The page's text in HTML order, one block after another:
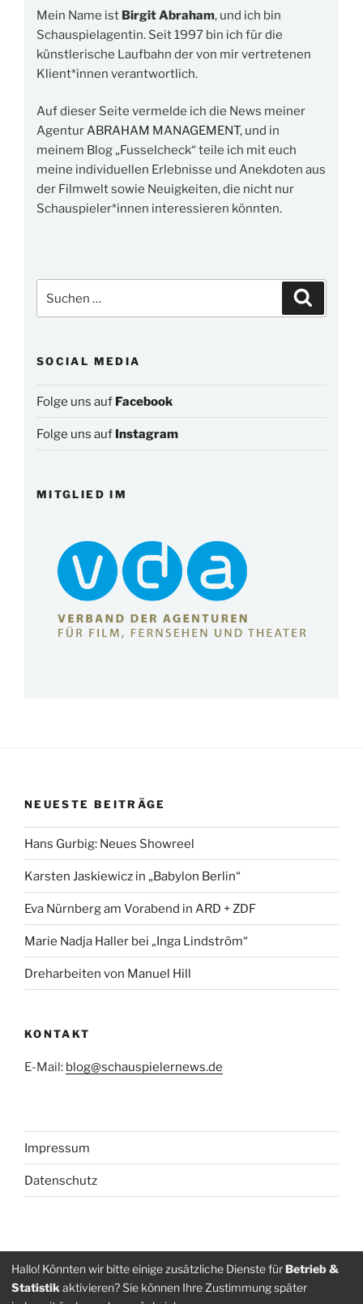
Mein Name ist Birgit Abraham, und ich bin
Schauspielagentin. Seit 1997 bin ich für die
künstlerische Laufbahn der von mir vertretenen
Klient*innen verantwortlich.
Auf dieser Seite vermelde ich die News meiner
AgenturABRAHAM MANAGEMENT, und in
meinem Blog „Fusselcheck“ teile ich mit euch
meine individuellen Erlebnisse und Anekdoten aus
der Filmwelt sowie Neuigkeiten, die nicht nur
Schauspieler*innen interessieren könnten.
nach:
SOCIAL MEDIA
Folge uns auf Facebook
Folge uns auf Instagram
MITGLIED IM
NEUESTE BEITRÄGE
Hans Gurbig: Neues Showreel
Karsten Jaskiewicz in „Babylon Berlin“
Eva Nürnberg am Vorabend in ARD + ZDF
Marie Nadja Haller bei „Inga Lindström“
Dreharbeiten von Manuel Hill
KONTAKT
E-Mail: blog@schauspielernews.de
Impressum
Datenschutz
Folge
uns
Folge
uns
Hallo! Könnten wir bitte einige zusätzliche Dienste fürBetrieb &
Statistik aktivieren? Sie können Ihre Zustimmung später